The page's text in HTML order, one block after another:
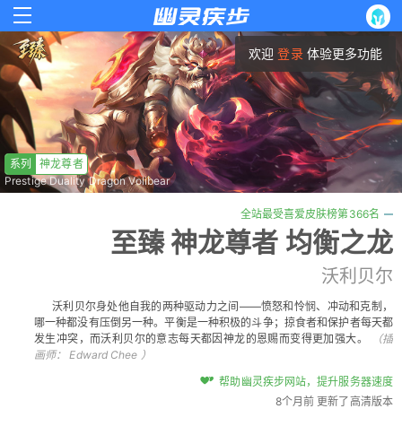
欢迎 登录 体验更多功能
Prestige Duality Dragon Volibear
系列 神龙尊者
全站最受喜爱皮肤榜第366名
至臻 神龙尊者 均衡之龙
沃利贝尔
沃利贝尔身处他自我的两种驱动力之间——愤怒和怜悯、冲动和克制，
哪一种都没有压倒另一种。平衡是一种积极的斗争；掠食者和保护者每天都
发生冲突，而沃利贝尔的意志每天都因神龙的恩赐而变得更加强大。
（插
画师：Edward Chee ）
帮助幽灵疾步网站，提升服务器速度
8个月前 更新了高清版本